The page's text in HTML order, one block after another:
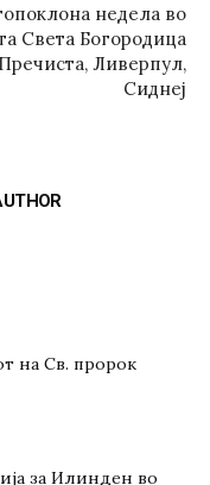
недела во
Света Богородица
Ливерпул,
Сиднеј
на Св. пророк
за Илинден во